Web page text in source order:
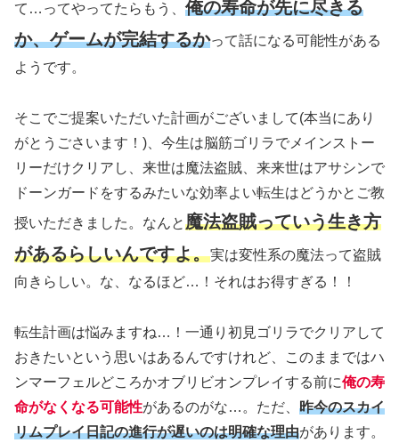
て…ってやってたらもう、 俺の寿命が先に尽きる
か、ゲームが完結するかって話になる可能性がある
ようです。
そこでご提案いただいた計画がございまして(本当にあり
がとうごさいます！) 、今生は脳筋ゴリラでメインストー
リーだけクリアし、来世は魔法盗賊、来来世はアサシンで
ドーンガードをするみたいな効率よい転生はどうかとご教
授いただきました。なんと魔法盗賊っていう生き方
があるらしいんですよ。実は変性系の魔法って盗賊
向きらしい。な、なるほど…！それはお得すぎる！！
転生計画は悩みますね…！一通り初見ゴリラでクリアして
おきたいという思いはあるんですけれど、このままではハ
ンマーフェルどころかオブリビオンプレイする前に俺の寿
命がなくなる可能性があるのがな…。ただ、 昨今のスカイ
リムプレイ日記の進行が遅いのは明確な理由があります。